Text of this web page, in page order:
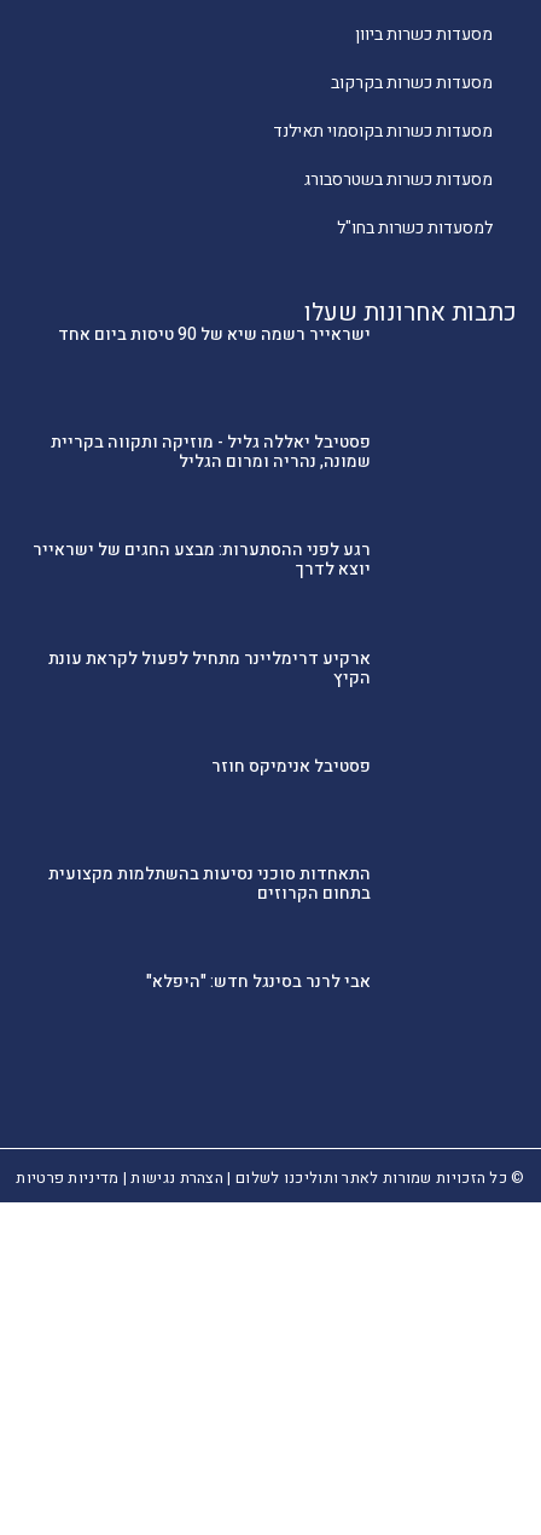
כתבות אחרונות שעלו
ישראייר רשמה שיא של 90 טיסות ביום אחד
פסטיבל יאללה גליל - מוזיקה ותקווה בקריית
שמונה, נהריה ומרום הגליל
רגע לפני ההסתערות: מבצע החגים של ישראייר
יוצא לדרך
ארקיע דרימליינר מתחיל לפעול לקראת עונת
הקיץ
פסטיבל אנימיקס חוזר
התאחדות סוכני נסיעות בהשתלמות מקצועית
בתחום הקרוזים
אבי לרנר בסינגל חדש: "היפלא"
מסעדות כשרות ביוון
מסעדות כשרות בקרקוב
מסעדות כשרות בקוסמוי תאילנד
מסעדות כשרות בשטרסבורג
למסעדות כשרות בחו"ל
© כל הזכויות שמורות לאתר ותוליכנו לשלום | הצהרת נגישות| מדיניות פרטיות